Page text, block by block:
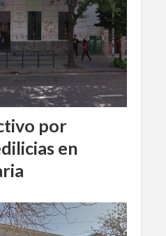
por
en